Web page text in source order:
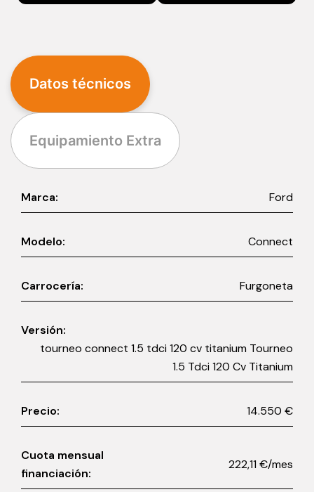
Datos técnicos
Equipamiento Extra
Marca: Ford
Modelo: Connect
Carrocería: Furgoneta
Versión:
tourneo connect 1.5 tdci 120 cv titanium Tourneo
1.5 Tdci 120 Cv Titanium
Precio: 14.550 €
Cuota mensual
financiación:
222,11 €/mes